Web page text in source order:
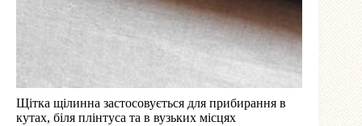
Щітка щілинна застосовується для прибирання в
кутах, біля плінтуса та в вузьких місцях